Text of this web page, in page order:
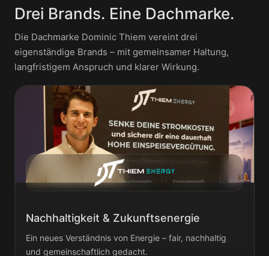
Drei Brands. Eine Dachmarke.
Die Dachmarke Dominic Thiem vereint drei
eigenständige Brands – mit gemeinsamer Haltung,
langfristigem Anspruch und klarer Wirkung.
Nachhaltigkeit & Zukunftsenergie
Ein neues Verständnis von Energie – fair, nachhaltig
und gemeinschaftlich gedacht.